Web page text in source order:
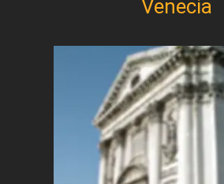
Venecia